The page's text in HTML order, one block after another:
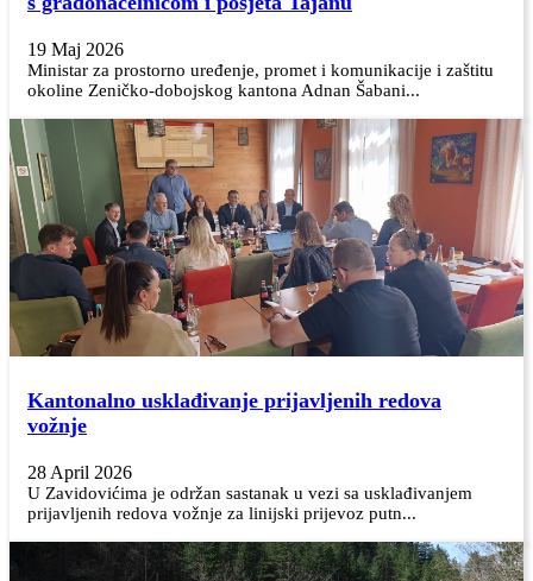
19 Maj 2026
Ministar za prostorno uređenje, promet i komunikacije i zaštitu
okoline Zeničko-dobojskog kantona Adnan Šabani...
Kantonalno usklađivanje prijavljenih redova
vožnje
28 April 2026
U Zavidovićima je održan sastanak u vezi sa usklađivanjem
prijavljenih redova vožnje za linijski prijevoz putn...